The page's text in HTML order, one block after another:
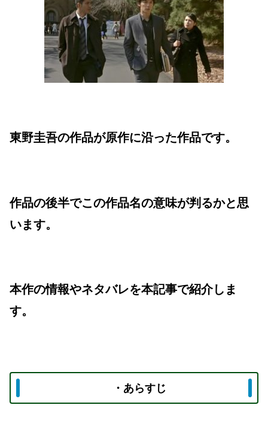
東野圭吾の作品が原作に沿った作品です。
作品の後半でこの作品名の意味が判るかと思
います。
本作の情報やネタバレを本記事で紹介しま
す。
・あらすじ